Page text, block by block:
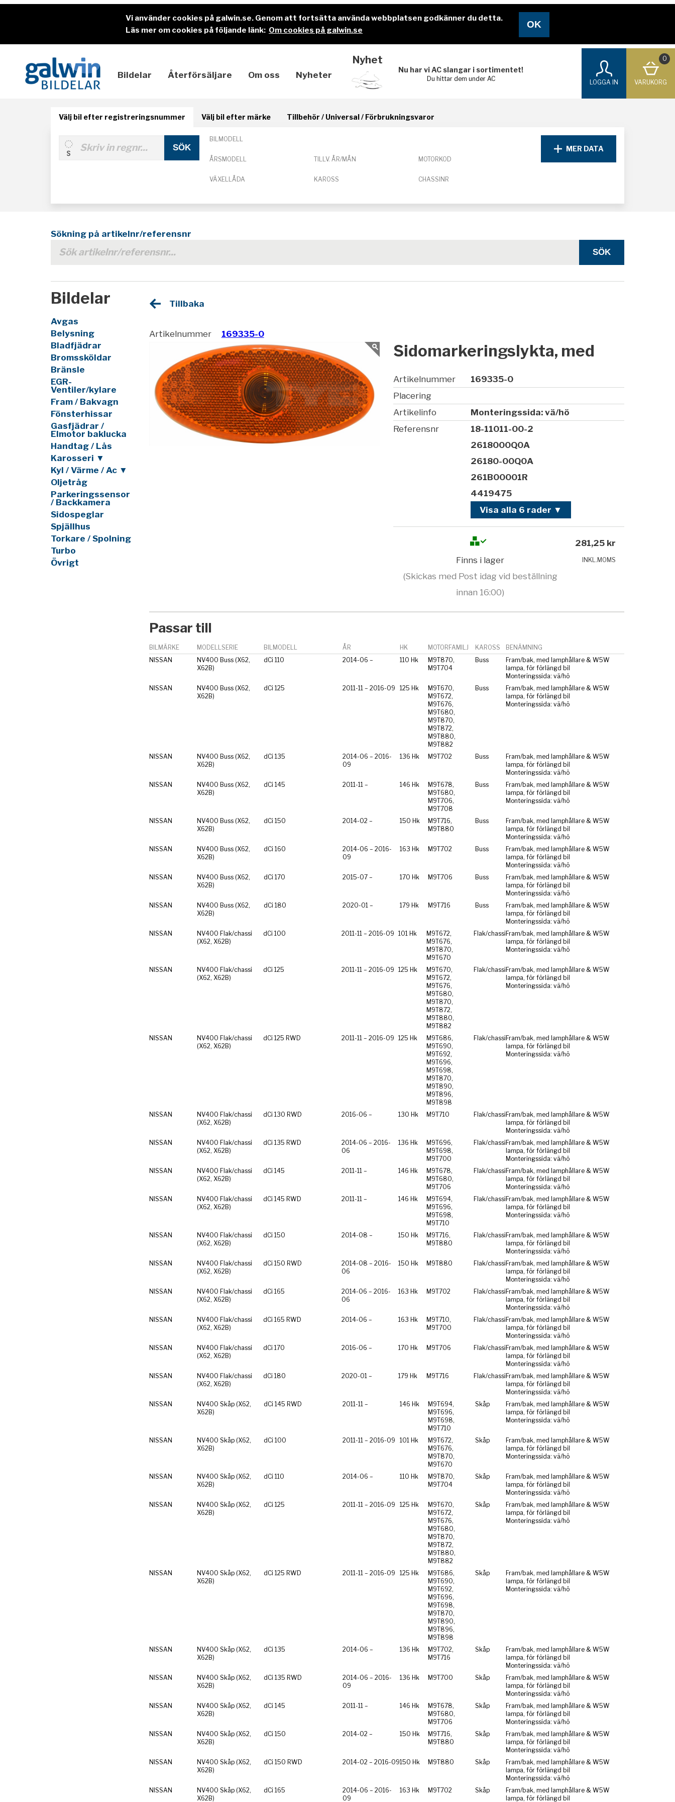
Vi använder cookies på galwin.se. Genom att fortsätta använda webbplatsen godkänner du detta.
Läs mer om cookies på följande länk: Om cookies på galwin.se
Bildelar Återförsäljare Om oss Nyheter
Nyhet
Nu har vi AC slangar i sortimentet!
Du hittar dem under AC
LOGGA IN
0
VARUKORG
Välj bil efter registreringsnummer Välj bil efter märke Tillbehör / Universal / Förbrukningsvaror
BILMODELL
ÅRSMODELL TILLV. ÅR/MÅN MOTORKOD
VÄXELLÅDA KAROSS CHASSINR
MER DATA
Sökning på artikelnr/referensnr
Bildelar
Avgas
Belysning
Bladfjädrar
Bromssköldar
Bränsle
EGR-
Ventiler/kylare
Fram / Bakvagn
Fönsterhissar
Gasfjädrar /
Elmotor baklucka
Handtag / Lås
Karosseri ▼
Kyl / Värme / Ac ▼
Oljetråg
Parkeringssensor
/ Backkamera
Sidospeglar
Spjällhus
Torkare / Spolning
Turbo
Övrigt
Tillbaka
Artikelnummer 169335-0
Sidomarkeringslykta, med
Artikelnummer
169335-0
Placering
Artikelinfo
Monteringssida: vä/hö
Referensnr
18-11011-00-2
2618000Q0A
26180-00Q0A
261B00001R
4419475
Visa alla 6 rader ▼
Finns i lager
(Skickas med Post idag vid beställning
innan 16:00)
281,25 kr
INKL.MOMS
Passar till
BILMÄRKE MODELLSERIE BILMODELL ÅR HK MOTORFAMILJ KAROSS
BENÄMNING
NISSAN
NV400 Buss (X62,
X62B)
dCi 110 2014-06 – 110 Hk
M9T870,
M9T704
Buss
Fram/bak, med lamphållare & W5W
lampa, för förlängd bil
Monteringssida: vä/hö
NISSAN
NV400 Buss (X62,
X62B)
dCi 125 2011-11 – 2016-09 125 Hk
M9T670,
M9T672,
M9T676,
M9T680,
M9T870,
M9T872,
M9T880,
M9T882
Buss
Fram/bak, med lamphållare & W5W
lampa, för förlängd bil
Monteringssida: vä/hö
NISSAN
NV400 Buss (X62,
X62B)
dCi 135
2014-06 – 2016-
09
136 Hk M9T702 Buss
Fram/bak, med lamphållare & W5W
lampa, för förlängd bil
Monteringssida: vä/hö
NISSAN
NV400 Buss (X62,
X62B)
dCi 145 2011-11 – 146 Hk
M9T678,
M9T680,
M9T706,
M9T708
Buss
Fram/bak, med lamphållare & W5W
lampa, för förlängd bil
Monteringssida: vä/hö
NISSAN
NV400 Buss (X62,
X62B)
dCi 150 2014-02 – 150 Hk
M9T716,
M9T880
Buss
Fram/bak, med lamphållare & W5W
lampa, för förlängd bil
Monteringssida: vä/hö
NISSAN
NV400 Buss (X62,
X62B)
dCi 160
2014-06 – 2016-
09
163 Hk M9T702 Buss
Fram/bak, med lamphållare & W5W
lampa, för förlängd bil
Monteringssida: vä/hö
NISSAN
NV400 Buss (X62,
X62B)
dCi 170 2015-07 – 170 Hk M9T706 Buss
Fram/bak, med lamphållare & W5W
lampa, för förlängd bil
Monteringssida: vä/hö
NISSAN
NV400 Buss (X62,
X62B)
dCi 180 2020-01 – 179 Hk M9T716 Buss
Fram/bak, med lamphållare & W5W
lampa, för förlängd bil
Monteringssida: vä/hö
NISSAN
NV400 Flak/chassi
(X62, X62B)
dCi 100 2011-11 – 2016-09 101 Hk
M9T672,
M9T676,
M9T870,
M9T670
Flak/chassi Fram/bak, med lamphållare & W5W
lampa, för förlängd bil
Monteringssida: vä/hö
NISSAN
NV400 Flak/chassi
(X62, X62B)
dCi 125 2011-11 – 2016-09 125 Hk
M9T670,
M9T672,
M9T676,
M9T680,
M9T870,
M9T872,
M9T880,
M9T882
Flak/chassi Fram/bak, med lamphållare & W5W
lampa, för förlängd bil
Monteringssida: vä/hö
NISSAN
NV400 Flak/chassi
(X62, X62B)
dCi 125 RWD 2011-11 – 2016-09 125 Hk
M9T686,
M9T690,
M9T692,
M9T696,
M9T698,
M9T870,
M9T890,
M9T896,
M9T898
Flak/chassi Fram/bak, med lamphållare & W5W
lampa, för förlängd bil
Monteringssida: vä/hö
NISSAN
NV400 Flak/chassi
(X62, X62B)
dCi 130 RWD 2016-06 – 130 Hk M9T710 Flak/chassi Fram/bak, med lamphållare & W5W
lampa, för förlängd bil
Monteringssida: vä/hö
NISSAN
NV400 Flak/chassi
(X62, X62B)
dCi 135 RWD
2014-06 – 2016-
06
136 Hk
M9T696,
M9T698,
M9T700
Flak/chassi Fram/bak, med lamphållare & W5W
lampa, för förlängd bil
Monteringssida: vä/hö
NISSAN
NV400 Flak/chassi
(X62, X62B)
dCi 145 2011-11 – 146 Hk
M9T678,
M9T680,
M9T706
Flak/chassi Fram/bak, med lamphållare & W5W
lampa, för förlängd bil
Monteringssida: vä/hö
NISSAN
NV400 Flak/chassi
(X62, X62B)
dCi 145 RWD 2011-11 – 146 Hk
M9T694,
M9T696,
M9T698,
M9T710
Flak/chassi Fram/bak, med lamphållare & W5W
lampa, för förlängd bil
Monteringssida: vä/hö
NISSAN
NV400 Flak/chassi
(X62, X62B)
dCi 150 2014-08 – 150 Hk
M9T716,
M9T880
Flak/chassi Fram/bak, med lamphållare & W5W
lampa, för förlängd bil
Monteringssida: vä/hö
NISSAN
NV400 Flak/chassi
(X62, X62B)
dCi 150 RWD
2014-08 – 2016-
06
150 Hk M9T880 Flak/chassi Fram/bak, med lamphållare & W5W
lampa, för förlängd bil
Monteringssida: vä/hö
NISSAN
NV400 Flak/chassi
(X62, X62B)
dCi 165
2014-06 – 2016-
06
163 Hk M9T702 Flak/chassi Fram/bak, med lamphållare & W5W
lampa, för förlängd bil
Monteringssida: vä/hö
NISSAN
NV400 Flak/chassi
(X62, X62B)
dCi 165 RWD 2014-06 – 163 Hk
M9T710,
M9T700
Flak/chassi Fram/bak, med lamphållare & W5W
lampa, för förlängd bil
Monteringssida: vä/hö
NISSAN
NV400 Flak/chassi
(X62, X62B)
dCi 170 2016-06 – 170 Hk M9T706 Flak/chassi Fram/bak, med lamphållare & W5W
lampa, för förlängd bil
Monteringssida: vä/hö
NISSAN
NV400 Flak/chassi
(X62, X62B)
dCi 180 2020-01 – 179 Hk M9T716 Flak/chassi Fram/bak, med lamphållare & W5W
lampa, för förlängd bil
Monteringssida: vä/hö
NISSAN
NV400 Skåp (X62,
X62B)
dCi 145 RWD 2011-11 – 146 Hk
M9T694,
M9T696,
M9T698,
M9T710
Skåp
Fram/bak, med lamphållare & W5W
lampa, för förlängd bil
Monteringssida: vä/hö
NISSAN
NV400 Skåp (X62,
X62B)
dCi 100 2011-11 – 2016-09 101 Hk
M9T672,
M9T676,
M9T870,
M9T670
Skåp
Fram/bak, med lamphållare & W5W
lampa, för förlängd bil
Monteringssida: vä/hö
NISSAN
NV400 Skåp (X62,
X62B)
dCi 110 2014-06 – 110 Hk
M9T870,
M9T704
Skåp
Fram/bak, med lamphållare & W5W
lampa, för förlängd bil
Monteringssida: vä/hö
NISSAN
NV400 Skåp (X62,
X62B)
dCi 125 2011-11 – 2016-09 125 Hk
M9T670,
M9T672,
M9T676,
M9T680,
M9T870,
M9T872,
M9T880,
M9T882
Skåp
Fram/bak, med lamphållare & W5W
lampa, för förlängd bil
Monteringssida: vä/hö
NISSAN
NV400 Skåp (X62,
X62B)
dCi 125 RWD 2011-11 – 2016-09 125 Hk
M9T686,
M9T690,
M9T692,
M9T696,
M9T698,
M9T870,
M9T890,
M9T896,
M9T898
Skåp
Fram/bak, med lamphållare & W5W
lampa, för förlängd bil
Monteringssida: vä/hö
NISSAN
NV400 Skåp (X62,
X62B)
dCi 135 2014-06 – 136 Hk
M9T702,
M9T716
Skåp
Fram/bak, med lamphållare & W5W
lampa, för förlängd bil
Monteringssida: vä/hö
NISSAN
NV400 Skåp (X62,
X62B)
dCi 135 RWD
2014-06 – 2016-
09
136 Hk M9T700 Skåp
Fram/bak, med lamphållare & W5W
lampa, för förlängd bil
Monteringssida: vä/hö
NISSAN
NV400 Skåp (X62,
X62B)
dCi 145 2011-11 – 146 Hk
M9T678,
M9T680,
M9T706
Skåp
Fram/bak, med lamphållare & W5W
lampa, för förlängd bil
Monteringssida: vä/hö
NISSAN
NV400 Skåp (X62,
X62B)
dCi 150 2014-02 – 150 Hk
M9T716,
M9T880
Skåp
Fram/bak, med lamphållare & W5W
lampa, för förlängd bil
Monteringssida: vä/hö
NISSAN
NV400 Skåp (X62,
X62B)
dCi 150 RWD 2014-02 – 2016-09150 Hk M9T880 Skåp
Fram/bak, med lamphållare & W5W
lampa, för förlängd bil
Monteringssida: vä/hö
NISSAN
NV400 Skåp (X62,
X62B)
dCi 165
2014-06 – 2016-
09
163 Hk M9T702 Skåp
Fram/bak, med lamphållare & W5W
lampa, för förlängd bil